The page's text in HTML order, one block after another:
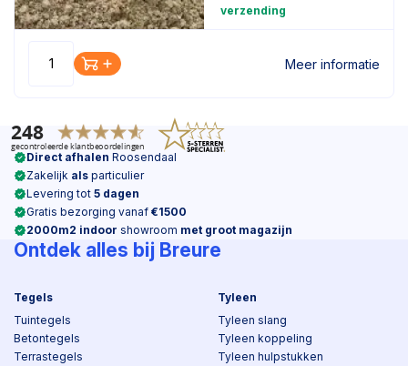
verzending
Meer informatie
Direct afhalen Roosendaal
Zakelijk als particulier
Levering tot 5 dagen
Gratis bezorging vanaf €1500
2000m2 indoor showroom met groot magazijn
Ontdek alles bij Breure
Tegels
Tuintegels
Betontegels
Terrastegels
Tyleen
Tyleen slang
Tyleen koppeling
Tyleen hulpstukken